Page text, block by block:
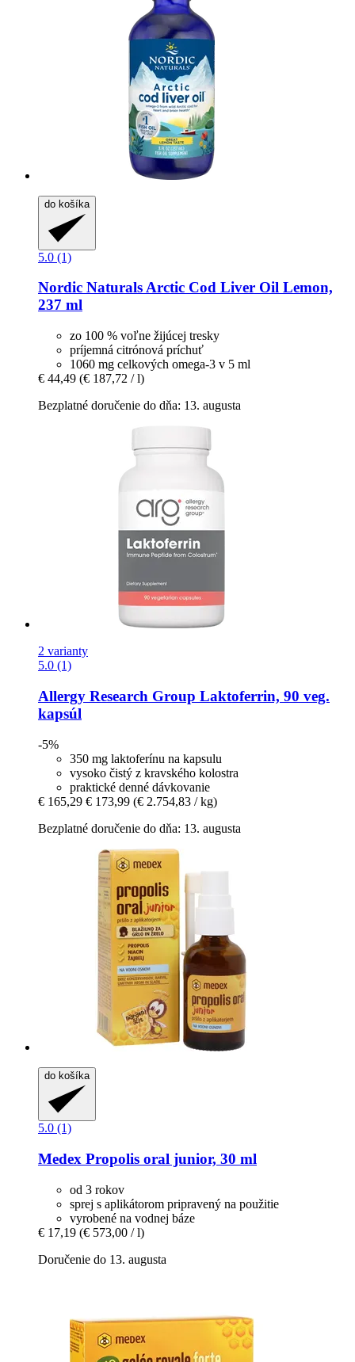
do košíka
5.0 (1)
Nordic NaturalsArctic Cod Liver Oil Lemon,
237 ml
zo 100 % voľne žijúcej tresky
príjemná citrónová príchuť
1060 mg celkových omega-3 v 5 ml
€ 44,49 (€ 187,72 / l)
Bezplatné doručenie do dňa: 13. augusta
2 varianty
5.0 (1)
Allergy Research Group Laktoferrin, 90 veg.
kapsúl
-5%
350 mg laktoferínu na kapsulu
vysoko čistý z kravského kolostra
praktické denné dávkovanie
€ 165,29 € 173,99 (€ 2.754,83 / kg)
Bezplatné doručenie do dňa: 13. augusta
do košíka
5.0 (1)
Medex Propolis oral junior, 30 ml
od 3 rokov
sprej s aplikátorom pripravený na použitie
vyrobené na vodnej báze
€ 17,19 (€ 573,00 / l)
Doručenie do 13. augusta